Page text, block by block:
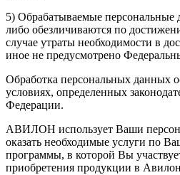
5) Обрабатываемые персональные
либо обезличиваются по
случае утраты необходимости в
иное не предусмотрено
Обработка персональных данных
условиях, определенных
Федерации.
АВИЛОН использует Ваши
оказать необходимые услуги по
программы, в которой Вы
приобретения продукции в